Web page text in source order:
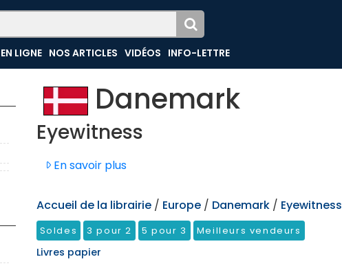
LIGNE NOS ARTICLES VIDÉOS INFO-LETTRE
Danemark
Eyewitness
En savoir plus
Accueil de la librairie / Europe / Danemark / Eyewitness
Soldes 3 pour 2 5 pour 3 Meilleurs vendeurs
Livres papier